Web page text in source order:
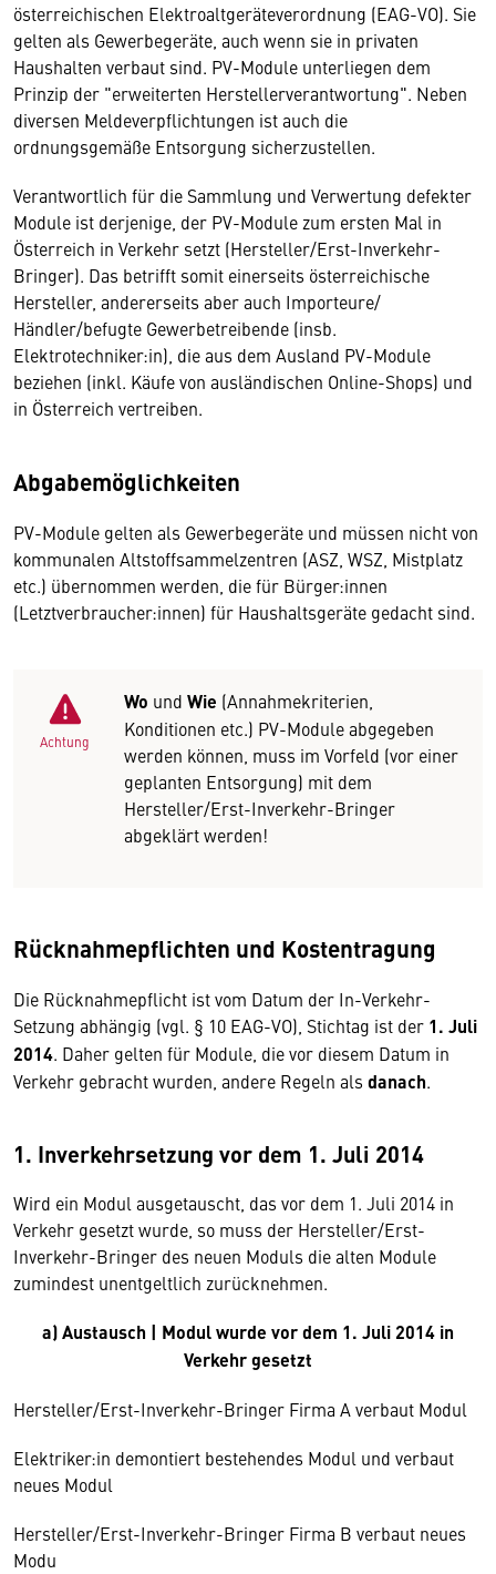
österreichischen Elektroaltgeräteverordnung (EAG-VO). Sie
gelten als Gewerbegeräte, auch wenn sie in privaten
Haushalten verbaut sind. PV-Module unterliegen dem
Prinzip der "erweiterten Herstellerverantwortung". Neben
diversen Meldeverpflichtungen ist auch die
ordnungsgemäße Entsorgung sicherzustellen.
Verantwortlich für die Sammlung und Verwertung defekter
Module ist derjenige, der PV-Module zum ersten Mal in
Österreich in Verkehr setzt (Hersteller/Erst-Inverkehr-
Bringer). Das betrifft somit einerseits österreichische
Hersteller, andererseits aber auch Importeure/
Händler/befugte Gewerbetreibende (insb.
Elektrotechniker:in), die aus dem Ausland PV-Module
beziehen (inkl. Käufe von ausländischen Online-Shops) und
in Österreich vertreiben.
Abgabemöglichkeiten
PV-Module gelten als Gewerbegeräte und müssen nicht von
kommunalen Altstoffsammelzentren (ASZ, WSZ, Mistplatz
etc.) übernommen werden, die für Bürger:innen
(Letztverbraucher:innen) für Haushaltsgeräte gedacht sind.
Achtung
Wo und Wie (Annahmekriterien,
Konditionen etc.) PV-Module abgegeben
werden können, muss im Vorfeld (vor einer
geplanten Entsorgung) mit dem
Hersteller/Erst-Inverkehr-Bringer
abgeklärt werden!
Rücknahmepflichten und Kostentragung
Die Rücknahmepflicht ist vom Datum der In-Verkehr-
Setzung abhängig (vgl. § 10 EAG-VO), Stichtag ist der 1. Juli
2014. Daher gelten für Module, die vor diesem Datum in
Verkehr gebracht wurden, andere Regeln als danach.
1. Inverkehrsetzung vor dem 1. Juli 2014
Wird ein Modul ausgetauscht, das vor dem 1. Juli 2014 in
Verkehr gesetzt wurde, so muss der Hersteller/Erst-
Inverkehr-Bringer des neuen Moduls die alten Module
zumindest unentgeltlich zurücknehmen.
a) Austausch | Modul wurde vor dem 1. Juli 2014 in
Verkehr gesetzt
Hersteller/Erst-Inverkehr-Bringer Firma A verbaut Modul
Elektriker:in demontiert bestehendes Modul und verbaut
neues Modul
Hersteller/Erst-Inverkehr-Bringer Firma B verbaut neues
Modu